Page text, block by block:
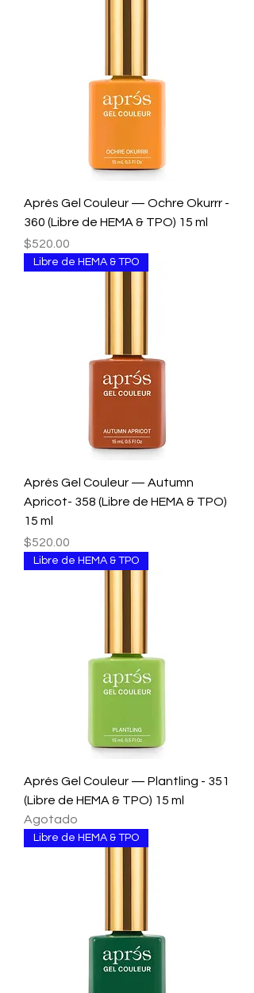
Aprés Gel Couleur — Ochre Okurrr -
360 (Libre de HEMA & TPO) 15 ml
Precio
$520.00
Libre de HEMA & TPO
Aprés Gel Couleur — Autumn
Apricot- 358 (Libre de HEMA & TPO)
15 ml
Precio
$520.00
Libre de HEMA & TPO
Aprés Gel Couleur — Plantling - 351
(Libre de HEMA & TPO) 15 ml
Agotado
Libre de HEMA & TPO